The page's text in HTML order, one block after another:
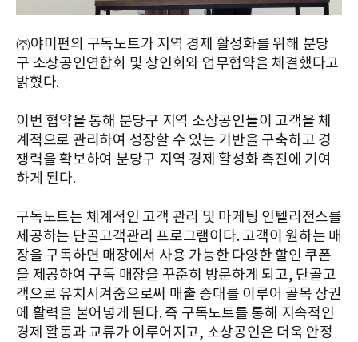
㈜야미펀의 구독노트가 지역 경제 활성화를 위해 분당
구 소상공인연합회 및 상인회와 업무협약을 체결했다고
밝혔다.
이번 협약을 통해 분당구 지역 소상공인들이 고객을 체
계적으로 관리하여 성장할 수 있는 기반을 구축하고 경
쟁력을 확보하여 분당구 지역 경제 활성화 촉진에 기여
하게 된다.
구독노트는 체계적인 고객 관리 및 마케팅 인텔리전스를
제공하는 단골고객관리 프로그램이다. 고객이 원하는 매
장을 구독하면 매장에서 사용 가능한 다양한 할인 쿠폰
을 제공하여 구독 매장을 꾸준히 방문하게 되고, 단골고
객으로 유치시켜줌으로써 매출 증대를 이루어 골목 상권
에 활력을 불어넣게 된다. 즉 구독노트를 통해 지속적인
경제 활동과 교류가 이루어지고, 소상공인은 더욱 안정